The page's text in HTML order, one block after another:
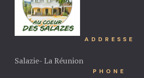
ADDRESSE
Salazie- La Réunion
PHONE